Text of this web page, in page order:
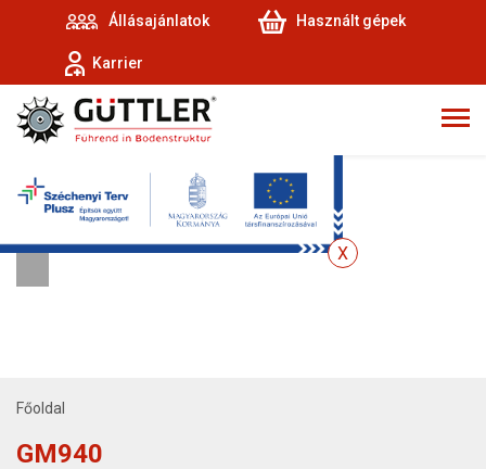
Állásajánlatok Használt gépek
Karrier
Főoldal
GM940